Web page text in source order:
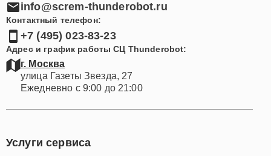
info@screm-thunderobot.ru
Контактный телефон:
+7 (495) 023-83-23
Адрес и график работы СЦ Thunderobot:
г. Москва
улица Газеты Звезда, 27
Ежедневно с 9:00 до 21:00
Услуги сервиса